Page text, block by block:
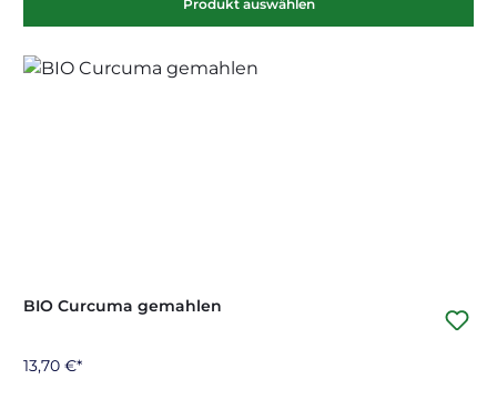
Produkt auswählen
BIO Curcuma gemahlen
13,70 €*